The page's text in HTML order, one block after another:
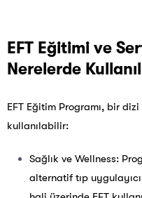
EFT Eğitimi ve
Nerelerde
EFT Eğitim Programı, bir
kullanılabilir:
Sağlık ve Wellness:
alternatif tıp